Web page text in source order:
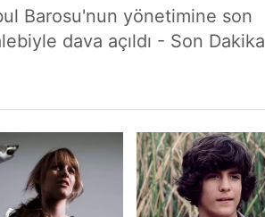
Barosu'nun yönetimine son
dava açıldı - Son Dakika